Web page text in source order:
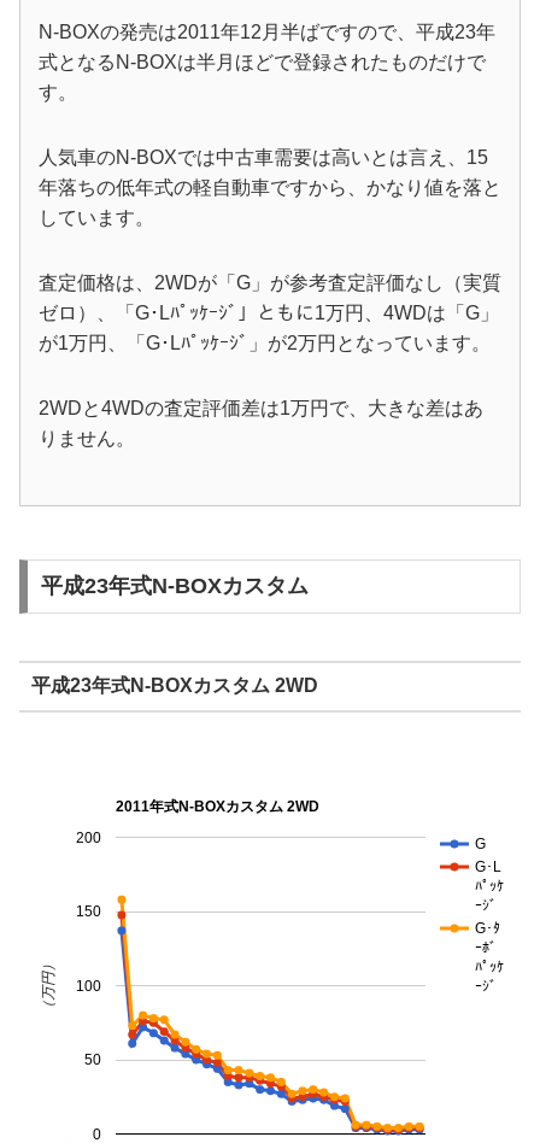
N-BOXの発売は2011年12月半ばですので、平成23年
式となるN-BOXは半月ほどで登録されたものだけで
す。
人気車のN-BOXでは中古車需要は高いとは言え、15
年落ちの低年式の軽自動車ですから、かなり値を落と
しています。
査定価格は、2WDが「G」が参考査定評価なし（実質
ゼロ）、「G･Lﾊﾟｯｹｰｼﾞ」ともに1万円、4WDは「G」
が1万円、「G･Lﾊﾟｯｹｰｼﾞ」が2万円となっています。
2WDと4WDの査定評価差は1万円で、大きな差はあ
りません。
平成23年式N-BOXカスタム
平成23年式N-BOXカスタム 2WD
2011年式N-BOXカスタム 2WD
G
G･L
ﾊﾟｯｹ
ｰｼﾞ
G･ﾀ
ｰﾎﾞ
ﾊﾟｯｹ
ｰｼﾞ
0
50
100
150
200
（万円）